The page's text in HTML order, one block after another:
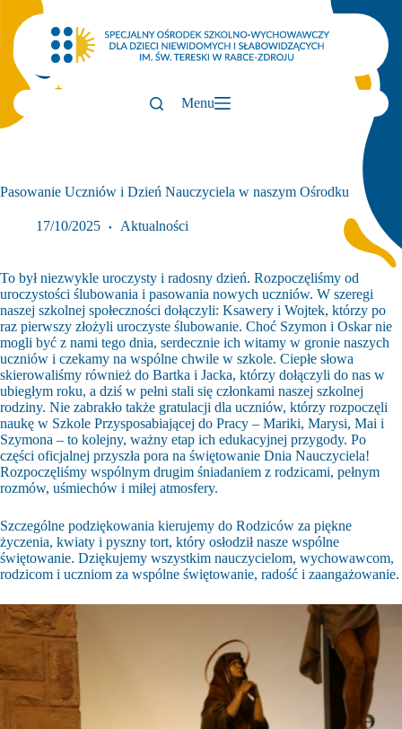
treści
Menu
Pasowanie Uczniów i Dzień Nauczyciela w naszym Ośrodku
17/10/2025 Aktualności
To był niezwykle uroczysty i radosny dzień. Rozpoczęliśmy od
uroczystości ślubowania i pasowania nowych uczniów. W szeregi
naszej szkolnej społeczności dołączyli: Ksawery i Wojtek, którzy po
raz pierwszy złożyli uroczyste ślubowanie. Choć Szymon i Oskar nie
mogli być z nami tego dnia, serdecznie ich witamy w gronie naszych
uczniów i czekamy na wspólne chwile w szkole. Ciepłe słowa
skierowaliśmy również do Bartka i Jacka, którzy dołączyli do nas w
ubiegłym roku, a dziś w pełni stali się członkami naszej szkolnej
rodziny. Nie zabrakło także gratulacji dla uczniów, którzy rozpoczęli
naukę w Szkole Przysposabiającej do Pracy – Mariki, Marysi, Mai i
Szymona – to kolejny, ważny etap ich edukacyjnej przygody. Po
części oficjalnej przyszła pora na świętowanie Dnia Nauczyciela!
Rozpoczęliśmy wspólnym drugim śniadaniem z rodzicami, pełnym
rozmów, uśmiechów i miłej atmosfery.
Szczególne podziękowania kierujemy do Rodziców za piękne
życzenia, kwiaty i pyszny tort, który osłodził nasze wspólne
świętowanie. Dziękujemy wszystkim nauczycielom, wychowawcom,
rodzicom i uczniom za wspólne świętowanie, radość i zaangażowanie.